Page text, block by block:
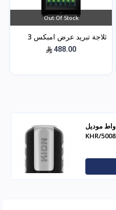
Out Of Stock
ثلاجة تبريد عرض امبكس 3
قدم – باب زجاج – اسود
488.00
فرامة طعام كيون 500 واط موديل
KHR/5008